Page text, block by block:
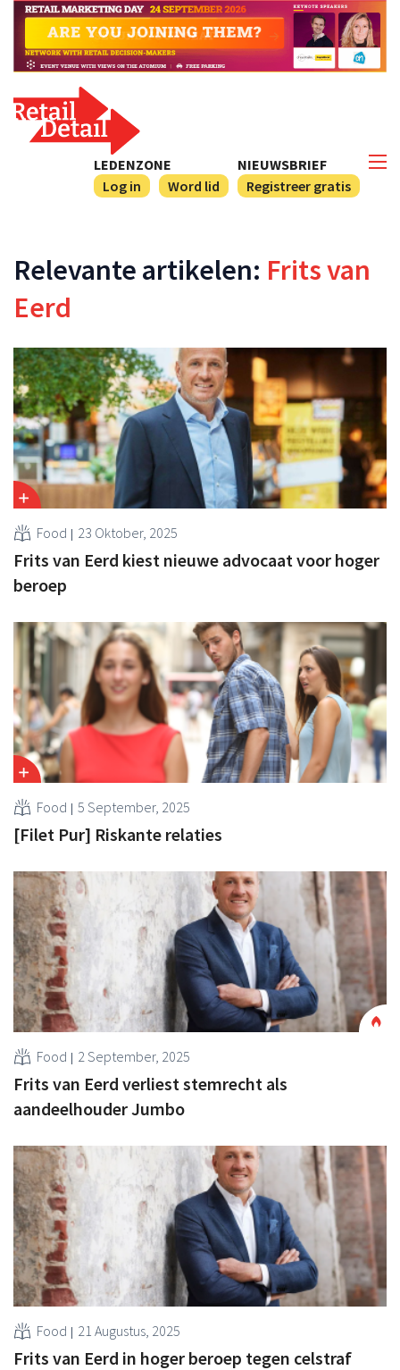
NIEUWSBRIEF
Registreer gratis
LEDENZONE
Log in
Word lid
Relevante artikelen: Frits van
Eerd
Food 23 Oktober, 2025
Frits van Eerd kiest nieuwe advocaat voor hoger
beroep
Food 5 September, 2025
[Filet Pur] Riskante relaties
Food 2 September, 2025
Frits van Eerd verliest stemrecht als
aandeelhouder Jumbo
Food 21 Augustus, 2025
Frits van Eerd in hoger beroep tegen celstraf